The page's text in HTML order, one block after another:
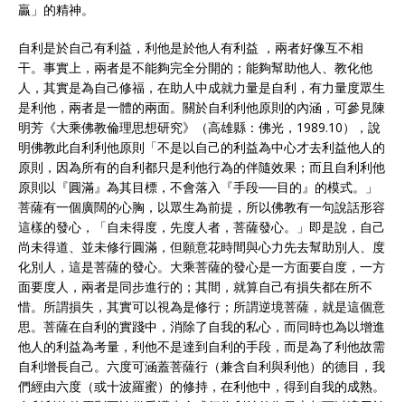
贏」的精神。
自利是於自己有利益，利他是於他人有利益 ，兩者好像互不相
干。事實上，兩者是不能夠完全分開的；能夠幫助他人、教化他
人，其實是為自己修福，在助人中成就力量是自利，有力量度眾生
是利他，兩者是一體的兩面。關於自利利他原則的內涵，可參見陳
明芳《大乘佛教倫理思想研究》（高雄縣：佛光，1989.10），說
明佛教此自利利他原則「不是以自己的利益為中心才去利益他人的
原則，因為所有的自利都只是利他行為的伴隨效果；而且自利利他
原則以『圓滿』為其目標，不會落入『手段──目的』的模式。」
菩薩有一個廣闊的心胸，以眾生為前提，所以佛教有一句說話形容
這樣的發心，「自未得度，先度人者，菩薩發心。」即是說，自己
尚未得道、並未修行圓滿，但願意花時間與心力先去幫助別人、度
化別人，這是菩薩的發心。大乘菩薩的發心是一方面要自度，一方
面要度人，兩者是同步進行的；其間，就算自己有損失都在所不
惜。所謂損失，其實可以視為是修行；所謂逆境菩薩，就是這個意
思。菩薩在自利的實踐中，消除了自我的私心，而同時也為以增進
他人的利益為考量，利他不是達到自利的手段，而是為了利他故需
自利增長自己。六度可涵蓋菩薩行（兼含自利與利他）的德目，我
們經由六度（或十波羅蜜）的修持，在利他中，得到自我的成熟。